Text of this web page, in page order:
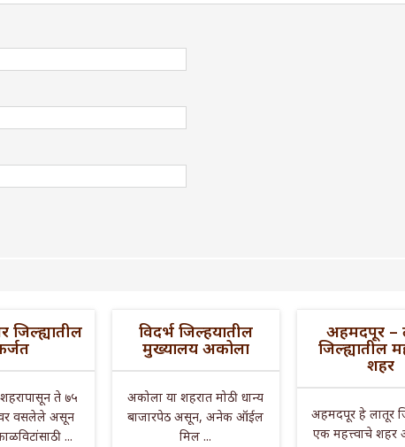
जिल्ह्यातील
ते ७५
वसलेले असून
...
विदर्भ जिल्हयातील
मुख्यालय अकोला
अकोला या शहरात मोठी धान्य
बाजारपेठ असून, अनेक ऑईल
मिल ...
अहमदपूर –
जिल्ह्यातील
शहर
अहमदपूर हे लातूर
एक महत्त्वाचे